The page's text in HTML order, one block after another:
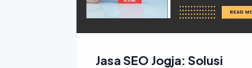
Jasa SEO Jogja: Solusi